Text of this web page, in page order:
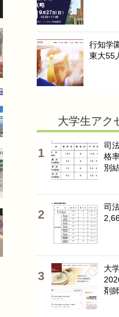
行知学
東大55
大学生アク
司
格
別
司
大
剤